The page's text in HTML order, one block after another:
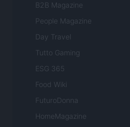
B2B Magazine
People Magazine
Day Travel
Tutto Gaming
ESG 365
Food Wiki
FuturoDonna
HomeMagazine